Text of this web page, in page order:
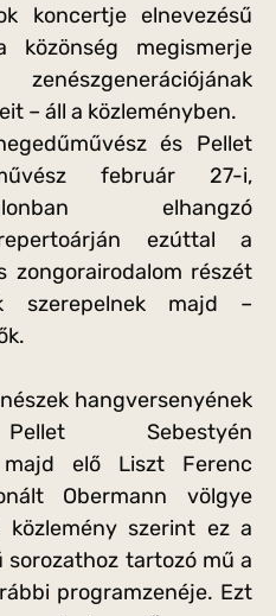
koncertje elnevezésű
megismerje
– áll a közleményben.
és Pellet
február 27-i,
elhangzó
ezúttal a
zongorairodalom részét
szerepelnek majd –
hangversenyének
Sebestyén
majd elő Liszt Ferenc
Obermann völgye
szerint ez a
sorozathoz tartozó mű a
programzenéje. Ezt